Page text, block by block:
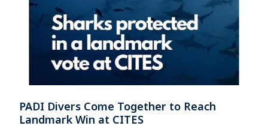
PADI Divers Come Together to Reach
Landmark Win at CITES